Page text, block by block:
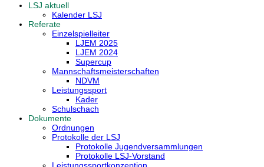
LSJ aktuell
Kalender LSJ
Referate
Einzelspielleiter
LJEM 2025
LJEM 2024
Supercup
Mannschaftsmeisterschaften
NDVM
Leistungssport
Kader
Schulschach
Dokumente
Ordnungen
Protokolle der LSJ
Protokolle Jugendversammlungen
Protokolle LSJ-Vorstand